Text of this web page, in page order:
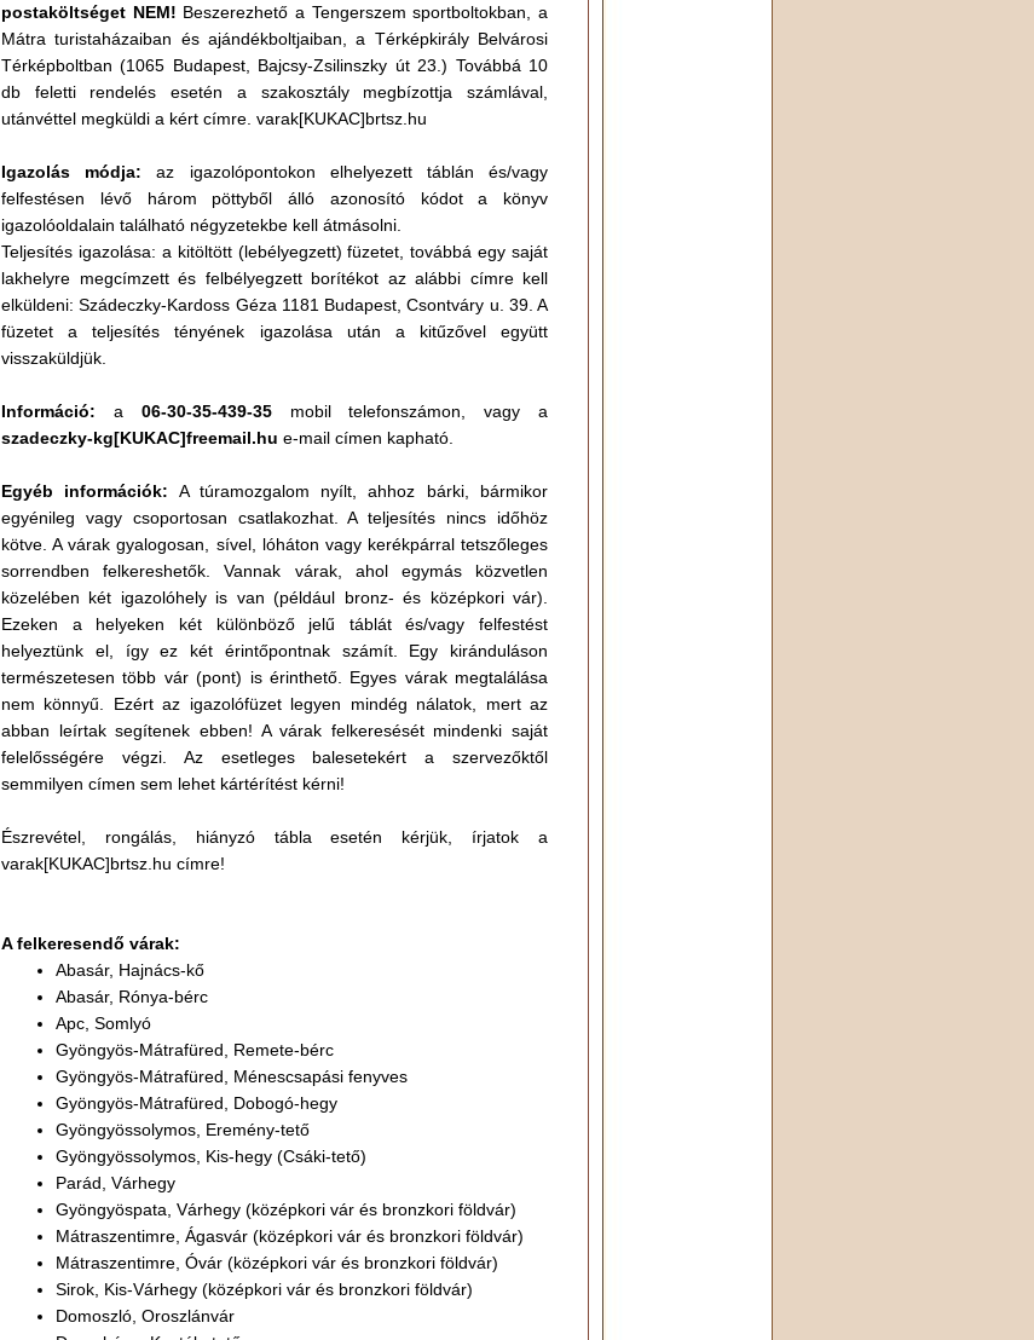
postaköltséget NEM! Beszerezhető a Tengerszem sportboltokban, a
Mátra turistaházaiban és ajándékboltjaiban, a Térképkirály Belvárosi
Térképboltban (1065 Budapest, Bajcsy-Zsilinszky út 23.) Továbbá 10
db feletti rendelés esetén a szakosztály megbízottja számlával,
utánvéttel megküldi a kért címre. varak[KUKAC]brtsz.hu
Igazolás módja: az igazolópontokon elhelyezett táblán és/vagy
felfestésen lévő három pöttyből álló azonosító kódot a könyv
igazolóoldalain található négyzetekbe kell átmásolni.
Teljesítés igazolása: a kitöltött (lebélyegzett) füzetet, továbbá egy saját
lakhelyre megcímzett és felbélyegzett borítékot az alábbi címre kell
elküldeni: Szádeczky-Kardoss Géza 1181 Budapest, Csontváry u. 39. A
füzetet a teljesítés tényének igazolása után a kitűzővel együtt
visszaküldjük.
Információ: a 06-30-35-439-35mobil telefonszámon, vagy a
szadeczky-kg[KUKAC]freemail.hu e-mail címen kapható.
Egyéb információk: A túramozgalom nyílt, ahhoz bárki, bármikor
egyénileg vagy csoportosan csatlakozhat. A teljesítés nincs időhöz
kötve. A várak gyalogosan, sível, lóháton vagy kerékpárral tetszőleges
sorrendben felkereshetők. Vannak várak, ahol egymás közvetlen
közelében két igazolóhely is van (például bronz- és középkori vár).
Ezeken a helyeken két különböző jelű táblát és/vagy felfestést
helyeztünk el, így ez két érintőpontnak számít. Egy kiránduláson
természetesen több vár (pont) is érinthető. Egyes várak megtalálása
nem könnyű. Ezért az igazolófüzet legyen mindég nálatok, mert az
abban leírtak segítenek ebben! A várak felkeresését mindenki saját
felelősségére végzi. Az esetleges balesetekért a szervezőktől
semmilyen címen sem lehet kártérítést kérni!
Észrevétel, rongálás, hiányzó tábla esetén kérjük, írjatok a
varak[KUKAC]brtsz.hu címre!
A felkeresendő várak:
Abasár, Hajnács-kő
Abasár, Rónya-bérc
Apc, Somlyó
Gyöngyös-Mátrafüred, Remete-bérc
Gyöngyös-Mátrafüred, Ménescsapási fenyves
Gyöngyös-Mátrafüred, Dobogó-hegy
Gyöngyössolymos, Eremény-tető
Gyöngyössolymos, Kis-hegy (Csáki-tető)
Parád, Várhegy
Gyöngyöspata, Várhegy (középkori vár és bronzkori földvár)
Mátraszentimre, Ágasvár (középkori vár és bronzkori földvár)
Mátraszentimre, Óvár (középkori vár és bronzkori földvár)
Sirok, Kis-Várhegy (középkori vár és bronzkori földvár)
Domoszló, Oroszlánvár